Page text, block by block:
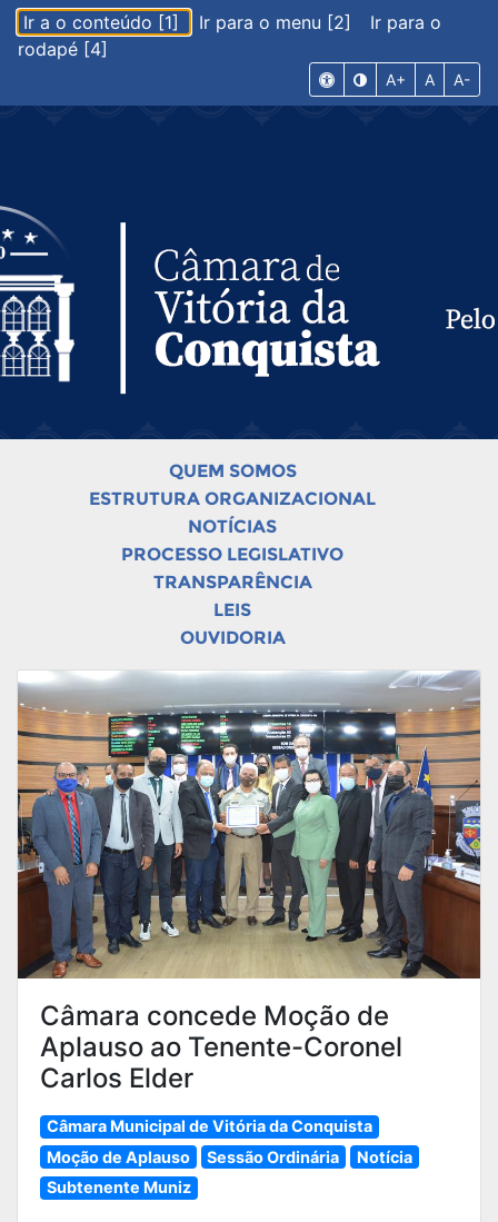
Ir a o conteúdo [1] Ir para o menu [2]
Ir para o
rodapé [4]
A+ A A-
QUEM SOMOS
ESTRUTURA ORGANIZACIONAL
NOTÍCIAS
PROCESSO LEGISLATIVO
TRANSPARÊNCIA
LEIS
OUVIDORIA
Câmara concede Moção de
Aplauso ao Tenente-Coronel
Carlos Elder
Câmara Municipal de Vitória da Conquista
Moção de Aplauso
Sessão Ordinária
Notícia
Subtenente Muniz